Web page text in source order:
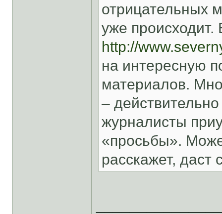
отрицательных
уже происходит.
http://
на интересную
материалов.
–
журналисты
«просьбы».
расскажет, даст